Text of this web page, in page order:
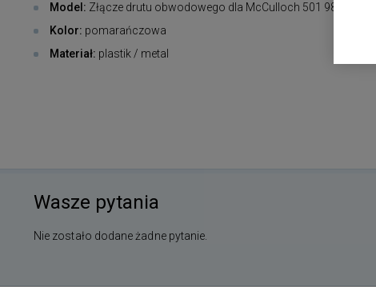
Model: Złącze drutu obwodowego dla McCulloch 501 98 02-01
Kolor: pomarańczowa
Materiał: plastik / metal
Wasze pytania
Nie zostało dodane żadne pytanie.